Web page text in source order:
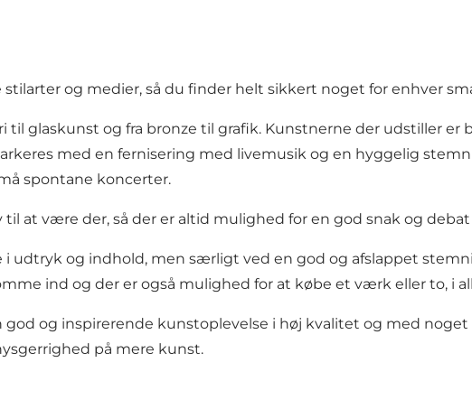
og medier, så du finder helt sikkert noget for enhver
glaskunst og fra bronze til grafik. Kunstnerne der udstiller er
med en fernisering med livemusik og en hyggelig
spontane koncerter.
at være der, så der er altid mulighed for en god snak og
udtryk og indhold, men særligt ved en god og afslappet
ind og der er også mulighed for at købe et værk eller to, i
og inspirerende kunstoplevelse i høj kvalitet og med noget
på mere kunst.